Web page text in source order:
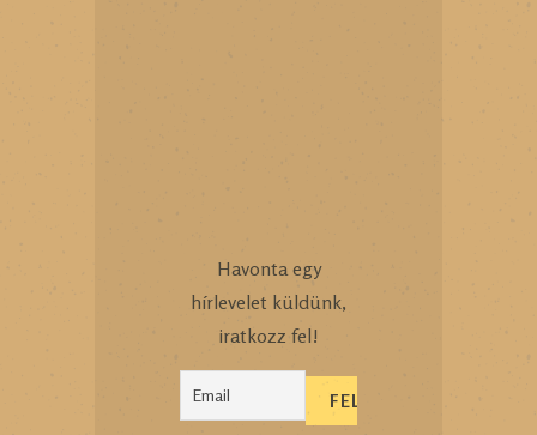
Havonta egy
hírlevelet küldünk,
iratkozz fel!